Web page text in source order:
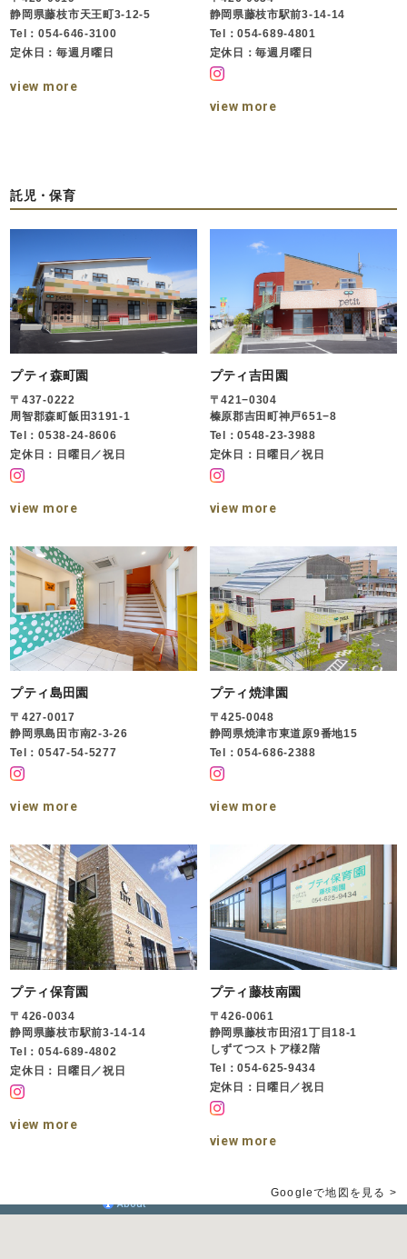
静岡県藤枝市天王町3-12-5
Tel：054-646-3100
定休日：毎週月曜日
view more
静岡県藤枝市駅前3-14-14
Tel：054-689-4801
定休日：毎週月曜日
view more
託児・保育
プティ森町園
〒437-0222
周智郡森町飯田3191-1
Tel：0538-24-8606
定休日：日曜日／祝日
view more
プティ吉田園
〒421−0304
榛原郡吉田町神戸651−8
Tel：0548-23-3988
定休日：日曜日／祝日
view more
プティ島田園
〒427-0017
静岡県島田市南2-3-26
Tel：0547-54-5277
view more
プティ焼津園
〒425-0048
静岡県焼津市東道原9番地15
Tel：054-686-2388
view more
プティ保育園
〒426-0034
静岡県藤枝市駅前3-14-14
Tel：054-689-4802
定休日：日曜日／祝日
view more
プティ藤枝南園
〒426-0061
静岡県藤枝市田沼1丁目18-1
しずてつストア様2階
Tel：054-625-9434
定休日：日曜日／祝日
view more
Googleで地図を見る >